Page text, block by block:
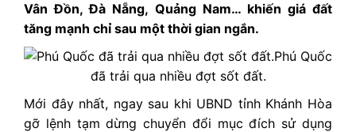
Vân Đồn, Đà Nẵng, Quảng Nam… khiến giá đất
tăng mạnh chỉ sau một thời gian ngắn.
Phú Quốc
đã trải qua nhiều đợt sốt đất.
Mới đây nhất, ngay sau khi UBND tỉnh Khánh Hòa
gỡ lệnh tạm dừng chuyển đổi mục đích sử dụng